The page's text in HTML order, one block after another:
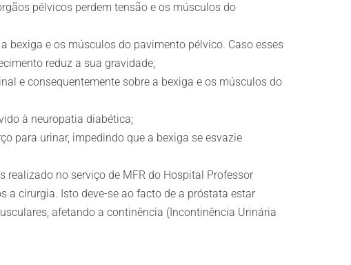
pélvicos perdem tensão e os músculos do
e os músculos do pavimento pélvico. Caso esses
reduz a sua gravidade;
e consequentemente sobre a bexiga e os músculos do
à neuropatia diabética;
para urinar, impedindo que a bexiga se esvazie
no serviço de MFR do Hospital Professor
a cirurgia. Isto deve-se ao facto de a próstata estar
afetando a continência (Incontinência Urinária